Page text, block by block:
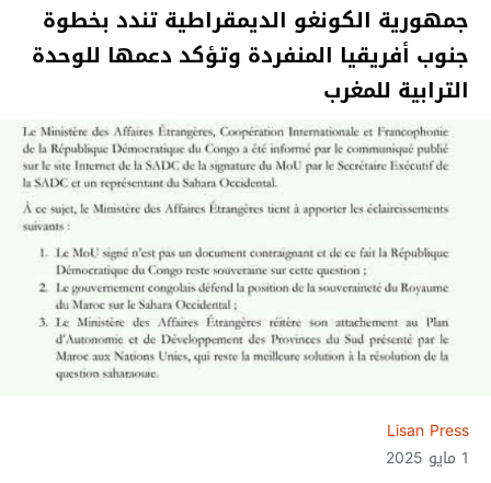
جمهورية الكونغو الديمقراطية تندد بخطوة
جنوب أفريقيا المنفردة وتؤكد دعمها للوحدة
الترابية للمغرب
Lisan Press
1 مايو 2025